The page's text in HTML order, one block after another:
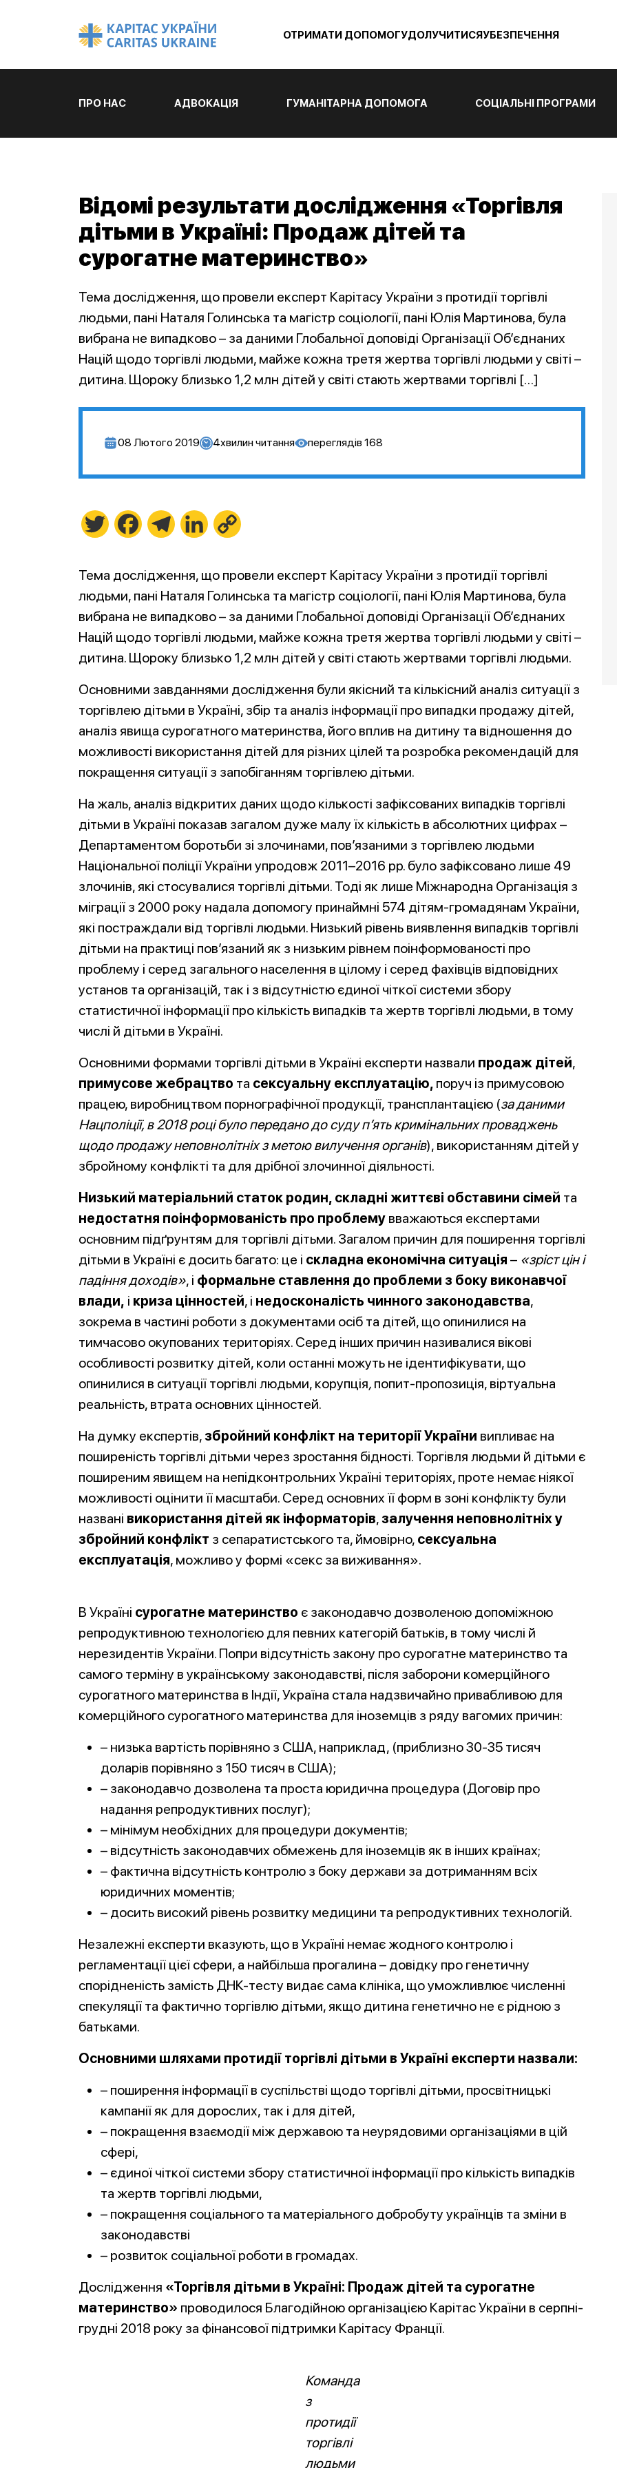
ОТРИМАТИ ДОПОМОГУДОЛУЧИТИСЯУБЕЗПЕЧЕННЯ
ПРО НАС АДВОКАЦІЯ ГУМАНІТАРНА ДОПОМОГА СОЦІАЛЬНІ ПРОГРАМИ
Відомі результати дослідження «Торгівля
дітьми в Україні: Продаж дітей та
сурогатне материнство»
Тема дослідження, що провели експерт Карітасу України з протидії торгівлі
людьми, пані Наталя Голинська та магістр соціології, пані Юлія Мартинова, була
вибрана не випадково – за даними Глобальної доповіді Організації Об’єднаних
Націй щодо торгівлі людьми, майже кожна третя жертва торгівлі людьми у світі –
дитина. Щороку близько 1,2 млн дітей у світі стають жертвами торгівлі […]
08 Лютого 2019 4хвилин читання переглядів 168
Twitter FacebookTelegramLinkedIn
Тема дослідження, що провели експерт Карітасу України з протидії торгівлі
людьми, пані Наталя Голинська та магістр соціології, пані Юлія Мартинова, була
вибрана не випадково – за даними Глобальної доповіді Організації Об’єднаних
Націй щодо торгівлі людьми, майже кожна третя жертва торгівлі людьми у світі –
дитина. Щороку близько 1,2 млн дітей у світі стають жертвами торгівлі людьми.
Основними завданнями дослідження були якісний та кількісний аналіз ситуації з
торгівлею дітьми в Україні, збір та аналіз інформації про випадки продажу дітей,
аналіз явища сурогатного материнства, його вплив на дитину та відношення до
можливості використання дітей для різних цілей та розробка рекомендацій для
покращення ситуації з запобіганням торгівлею дітьми.
На жаль, аналіз відкритих даних щодо кількості зафіксованих випадків торгівлі
дітьми в Україні показав загалом дуже малу їх кількість в абсолютних цифрах –
Департаментом боротьби зі злочинами, пов’язаними з торгівлею людьми
Національної поліції України упродовж 2011–2016 рр. було зафіксовано лише 49
злочинів, які стосувалися торгівлі дітьми. Тоді як лише Міжнародна Організація з
міграції з 2000 року надала допомогу принаймні 574 дітям-громадянам України,
які постраждали від торгівлі людьми. Низький рівень виявлення випадків торгівлі
дітьми на практиці пов’язаний як з низьким рівнем поінформованості про
проблему і серед загального населення в цілому і серед фахівців відповідних
установ та організацій, так і з відсутністю єдиної чіткої системи збору
статистичної інформації про кількість випадків та жертв торгівлі людьми, в тому
числі й дітьми в Україні.
Основними формами торгівлі дітьми в Україні експерти назвали продаж дітей,
примусове жебрацтво та сексуальну експлуатацію, поруч із примусовою
працею, виробництвом порнографічної продукції, трансплантацією (за даними
Нацполіції, в 2018 році було передано до суду п’ять кримінальних проваджень
щодо продажу неповнолітніх з метою вилучення органів), використанням дітей у
збройному конфлікті та для дрібної злочинної діяльності.
Низький матеріальний статок родин, складні життєві обставини сімей та
недостатня поінформованість про проблему вважаються експертами
основним підґрунтям для торгівлі дітьми. Загалом причин для поширення торгівлі
дітьми в Україні є досить багато: це і складна економічна ситуація – «зріст цін і
падіння доходів», і формальне ставлення до проблеми з боку виконавчої
влади, і криза цінностей, і недосконалість чинного законодавства,
зокрема в частині роботи з документами осіб та дітей, що опинилися на
тимчасово окупованих територіях. Серед інших причин називалися вікові
особливості розвитку дітей, коли останні можуть не ідентифікувати, що
опинилися в ситуації торгівлі людьми, корупція, попит-пропозиція, віртуальна
реальність, втрата основних цінностей.
На думку експертів,збройний конфлікт на території України випливає на
поширеність торгівлі дітьми через зростання бідності. Торгівля людьми й дітьми є
поширеним явищем на непідконтрольних Україні територіях, проте немає ніякої
можливості оцінити її масштаби. Серед основних її форм в зоні конфлікту були
названі використання дітей як інформаторів,залучення неповнолітніх у
збройний конфлікт з сепаратистського та, ймовірно, сексуальна
експлуатація, можливо у формі «секс за виживання».
В Україні сурогатне материнство є законодавчо дозволеною допоміжною
репродуктивною технологією для певних категорій батьків, в тому числі й
нерезидентів України. Попри відсутність закону про сурогатне материнство та
самого терміну в українському законодавстві, після заборони комерційного
сурогатного материнства в Індії, Україна стала надзвичайно привабливою для
комерційного сурогатного материнства для іноземців з ряду вагомих причин:
– низька вартість порівняно з США, наприклад, (приблизно 30-35 тисяч
доларів порівняно з 150 тисяч в США);
– законодавчо дозволена та проста юридична процедура (Договір про
надання репродуктивних послуг);
– мінімум необхідних для процедури документів;
– відсутність законодавчих обмежень для іноземців як в інших країнах;
– фактична відсутність контролю з боку держави за дотриманням всіх
юридичних моментів;
– досить високий рівень розвитку медицини та репродуктивних технологій.
Незалежні експерти вказують, що в Україні немає жодного контролю і
регламентації цієї сфери, а найбільша прогалина – довідку про генетичну
спорідненість замість ДНК-тесту видає сама клініка, що уможливлює численні
спекуляції та фактично торгівлю дітьми, якщо дитина генетично не є рідною з
батьками.
Основними шляхами протидії торгівлі дітьми в Україні експерти назвали:
– поширення інформації в суспільстві щодо торгівлі дітьми, просвітницькі
кампанії як для дорослих, так і для дітей,
– покращення взаємодії між державою та неурядовими організаціями в цій
сфері,
– єдиної чіткої системи збору статистичної інформації про кількість випадків
та жертв торгівлі людьми,
– покращення соціального та матеріального добробуту українців та зміни в
законодавстві
– розвиток соціальної роботи в громадах.
Дослідження «Торгівля дітьми в Україні: Продаж дітей та сурогатне
материнство» проводилося Благодійною організацією Карітас України в серпні-
грудні 2018 року за фінансової підтримки Карітасу Франції.
Команда
з
протидії
торгівлі
людьми